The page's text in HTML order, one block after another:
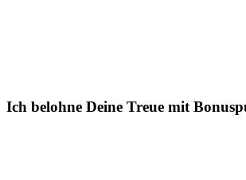
Ich belohne Deine Treue mit